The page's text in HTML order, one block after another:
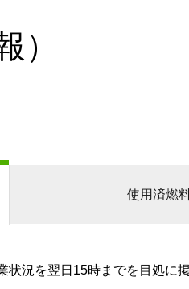
）
使用済燃
状況を翌日15時までを目処に